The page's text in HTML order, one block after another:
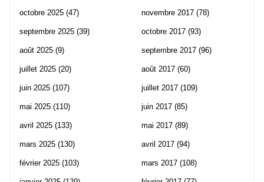
octobre 2025 (47)
septembre 2025 (39)
août 2025 (9)
juillet 2025 (20)
juin 2025 (107)
mai 2025 (110)
avril 2025 (133)
mars 2025 (130)
février 2025 (103)
novembre 2017 (78)
octobre 2017 (93)
septembre 2017 (96)
août 2017 (60)
juillet 2017 (109)
juin 2017 (85)
mai 2017 (89)
avril 2017 (94)
mars 2017 (108)